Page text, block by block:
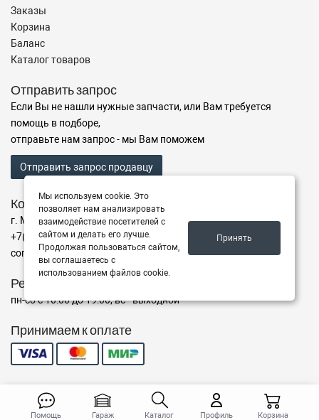
Заказы
Корзина
Баланс
Каталог товаров
Отправить запрос
Если Вы не нашли нужные запчасти, или Вам требуется
помощь в подборе,
отправьте нам запрос - мы Вам поможем
Отправить запрос продавцу
Контакты
г. Мытищи ул. Воронина, 15с1
+7(995)795-00-10
corp@road8.ru
Режим работы
пн-сб с 10:00 до 19:00, вс - выходной
Принимаем к оплате
© 2026 ROAD8 - Автозапчасти
Мы используем cookie. Это
позволяет нам анализировать
взаимодействие посетителей с
сайтом и делать его лучше.
Продолжая пользоваться сайтом,
вы соглашаетесь с
использованием файлов cookie.
Принять
Помощь Гараж Каталог Профиль Корзина